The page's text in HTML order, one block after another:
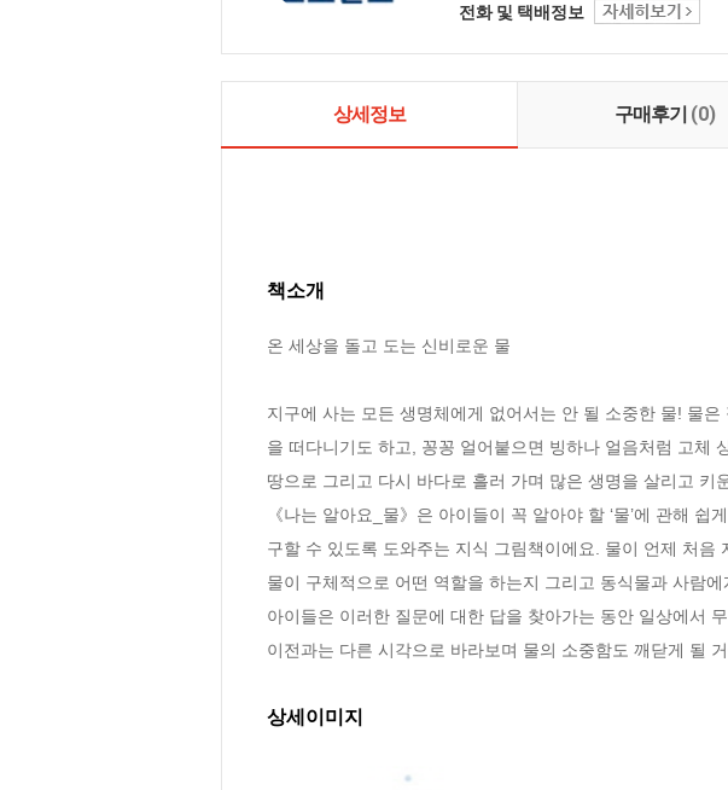
전화 및 택배정보
상세정보 구매후기 (0)
책소개
온 세상을 돌고 도는 신비로운 물
지구에 사는 모든 생명체에게 없어서는 안 될 소중한 물! 물
을 떠다니기도 하고, 꽁꽁 얼어붙으면 빙하나 얼음처럼 고체
땅으로 그리고 다시 바다로 흘러 가며 많은 생명을 살리고 키
《나는 알아요_물》은 아이들이 꼭 알아야 할 ‘물’에 관해
구할 수 있도록 도와주는 지식 그림책이에요. 물이 언제 처
물이 구체적으로 어떤 역할을 하는지 그리고 동식물과 사람
아이들은 이러한 질문에 대한 답을 찾아가는 동안 일상에서
이전과는 다른 시각으로 바라보며 물의 소중함도 깨닫게 될 거
상세이미지